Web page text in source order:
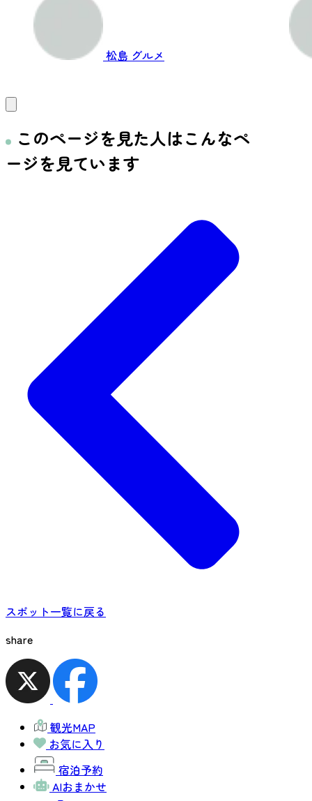
松島 グルメ
このページを見た人はこんなペ
ージを見ています
スポット一覧に戻る
share
観光MAP
お気に入り
宿泊予約
AIおまかせ